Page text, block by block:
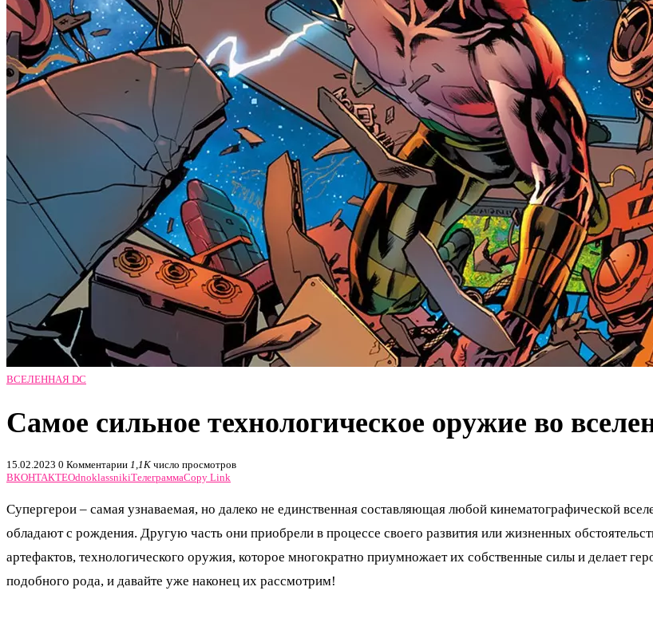
ВСЕЛЕННАЯ DC
Самое сильное технологическое оружие во
15.02.2023 0 Комментарии 1,1K число просмотров
ВКОНТАКТЕOdnoklassnikiТелеграммаCopy Link
Супергерои – самая узнаваемая, но далеко не единственная составляющая любой кинематографической
обладают с рождения. Другую часть они приобрели в процессе своего развития или жизненных
артефактов, технологического оружия, которое многократно приумножает их собственные силы и делает
подобного рода, и давайте уже наконец их рассмотрим!